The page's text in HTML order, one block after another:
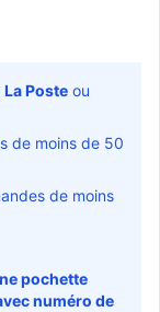
La Poste ou
de moins de 50
de moins
pochette
numéro de